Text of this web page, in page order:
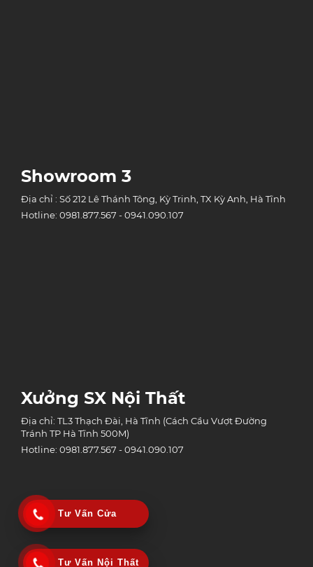
Showroom 3
Địa chỉ : Số 212 Lê Thánh Tông, Kỳ Trinh, TX Kỳ Anh, Hà Tĩnh
Hotline: 0981.877.567 - 0941.090.107
Xưởng SX Nội Thất
Địa chỉ: TL3 Thạch Đài, Hà Tĩnh (Cách Cầu Vượt Đường
Tránh TP Hà Tĩnh 500M)
Hotline: 0981.877.567 - 0941.090.107
Tư Vấn Cửa
Tư Vấn Nội Thất